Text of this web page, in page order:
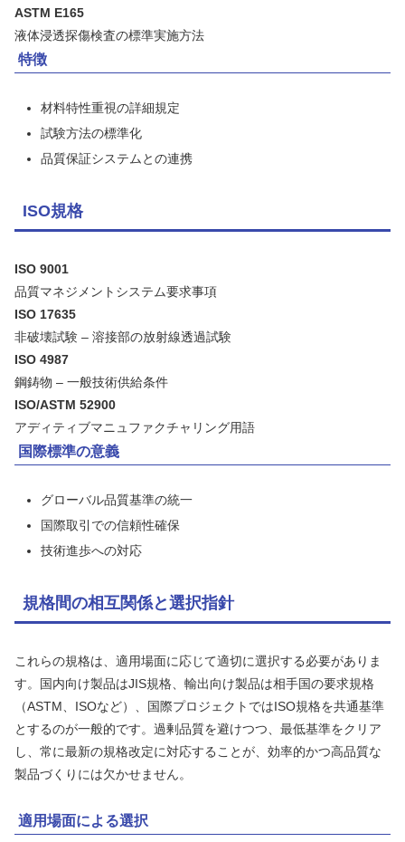
ASTM E165
液体浸透探傷検査の標準実施方法
特徴
材料特性重視の詳細規定
試験方法の標準化
品質保証システムとの連携
ISO規格
ISO 9001
品質マネジメントシステム要求事項
ISO 17635
非破壊試験 – 溶接部の放射線透過試験
ISO 4987
鋼鋳物 – 一般技術供給条件
ISO/ASTM 52900
アディティブマニュファクチャリング用語
国際標準の意義
グローバル品質基準の統一
国際取引での信頼性確保
技術進歩への対応
規格間の相互関係と選択指針
これらの規格は、適用場面に応じて適切に選択する必要がありま
す。国内向け製品はJIS規格、輸出向け製品は相手国の要求規格
（ASTM、ISOなど）、国際プロジェクトではISO規格を共通基準
とするのが一般的です。過剰品質を避けつつ、最低基準をクリア
し、常に最新の規格改定に対応することが、効率的かつ高品質な
製品づくりには欠かせません。
適用場面による選択